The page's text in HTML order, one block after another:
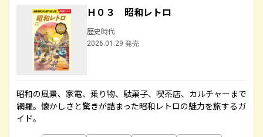
Ｈ０３ 昭和レトロ
歴史時代
2026.01.29 発売
昭和の風景、家電、乗り物、駄菓子、喫茶店、カルチャーまで
網羅。懐かしさと驚きが詰まった昭和レトロの魅力を旅するガ
イド。